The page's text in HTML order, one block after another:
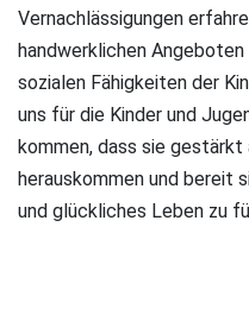
Vernachlässigungen
handwerklichen
sozialen Fähigkeiten der
uns für die Kinder und
kommen, dass sie gestärkt
herauskommen und bereit
und glückliches Leben zu